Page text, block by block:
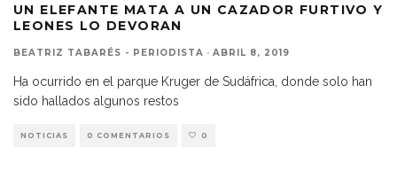
UN ELEFANTE MATA A UN CAZADOR FURTIVO Y
LEONES LO DEVORAN
BEATRIZ TABARÉS - PERIODISTA · ABRIL 8, 2019
Ha ocurrido en el parque Kruger de Sudáfrica, donde solo han
sido hallados algunos restos
NOTICIAS 0 COMENTARIOS 0